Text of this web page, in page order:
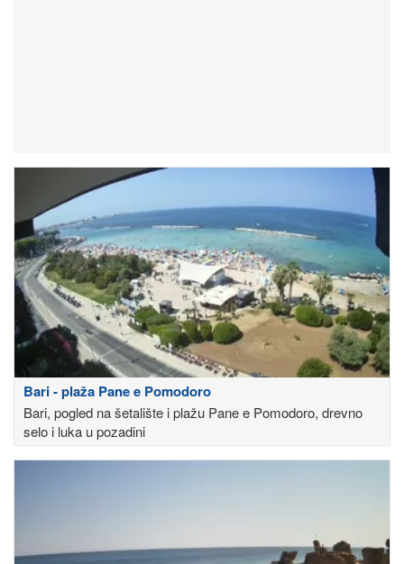
Bari - plaža Pane e Pomodoro
Bari, pogled na šetalište i plažu Pane e Pomodoro, drevno
selo i luka u pozadini